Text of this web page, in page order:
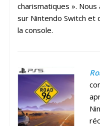
charismatiques ».
sur Nintendo Switch et
la console.